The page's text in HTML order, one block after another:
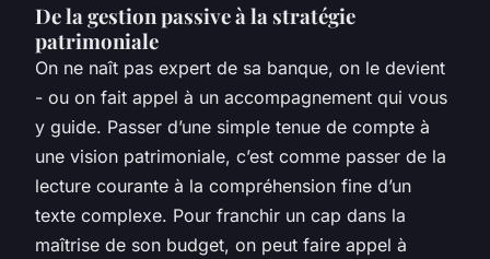
De la gestion passive à la stratégie
patrimoniale
On ne naît pas expert de sa banque, on le devient
- ou on fait appel à un accompagnement qui vous
y guide. Passer d’une simple tenue de compte à
une vision patrimoniale, c’est comme passer de la
lecture courante à la compréhension fine d’un
texte complexe. Pour franchir un cap dans la
maîtrise de son budget, on peut faire appel à